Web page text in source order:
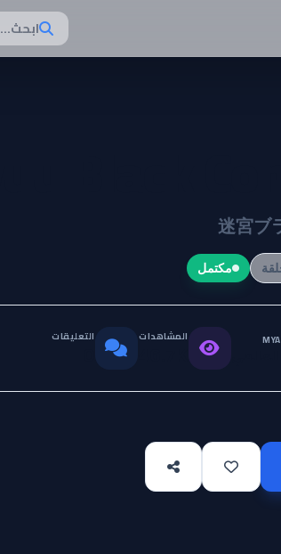
ابحث...
迷宮ブ
مكتمل
المشاهدات التعليقات